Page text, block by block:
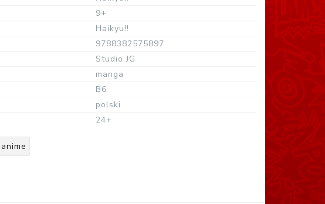
9+
Haikyu!!
9788382575897
Studio JG
manga
B6
polski
24+